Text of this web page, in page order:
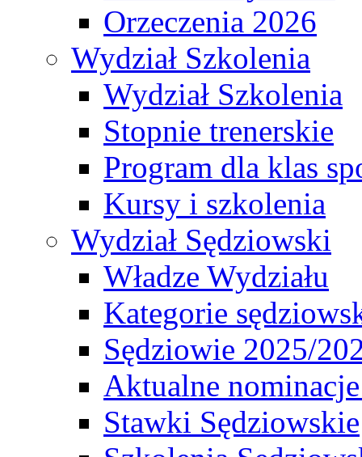
Orzeczenia 2026
Wydział Szkolenia
Wydział Szkolenia
Stopnie trenerskie
Program dla klas
Kursy i szkolenia
Wydział Sędziowski
Władze Wydziału
Kategorie
Sędziowie 2025/
Aktualne
Stawki Sędziowskie